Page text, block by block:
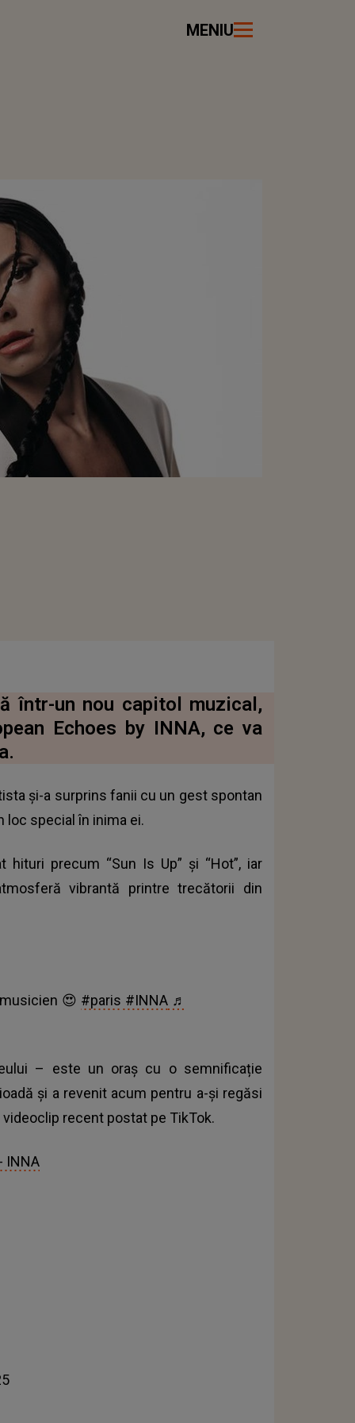
MENIU
într-un nou capitol muzical,
Echoes by INNA, ce va
și-a surprins fanii cu un gest spontan
loc special în inima ei.
precum “Sun Is Up” și “Hot”, iar
vibrantă printre trecătorii din
😍 #paris #INNA ♬
– este un oraș cu o semnificație
și a revenit acum pentru a-și regăsi
recent postat pe TikTok.
INNA